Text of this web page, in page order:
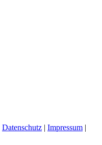
Datenschutz | Impressum |